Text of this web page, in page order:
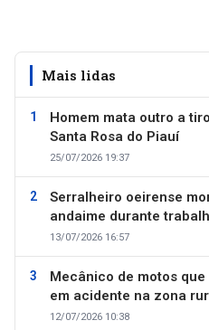
Mais lidas
Homem mata outro a
Santa Rosa do Piauí
25/07/2026 19:37
Serralheiro oeirense
andaime durante
13/07/2026 16:57
Mecânico de motos
em acidente na zona
12/07/2026 10:38